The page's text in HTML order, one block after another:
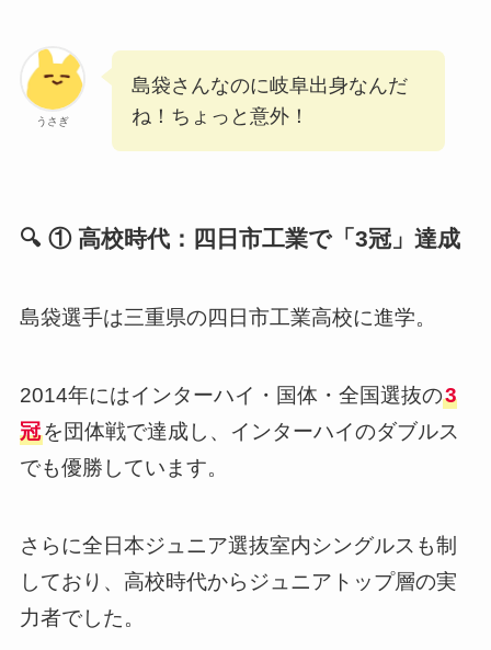
うさぎ
島袋さんなのに岐阜出身なんだ
ね！ちょっと意外！
🔍 ① 高校時代：四日市工業で「3冠」達成
島袋選手は三重県の四日市工業高校に進学。
2014年にはインターハイ・国体・全国選抜の3
冠を団体戦で達成し、インターハイのダブルス
でも優勝しています。
さらに全日本ジュニア選抜室内シングルスも制
しており、高校時代からジュニアトップ層の実
力者でした。